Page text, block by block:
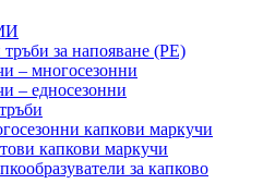
за напояване (PE)
– многосезонни
– едносезонни
капкови маркучи
капкови маркучи
за капково